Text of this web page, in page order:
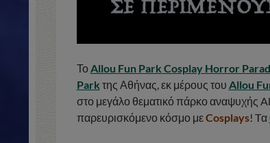
Το Allou Fun Park Cosplay Horror
Park της Αθήνας, εκ μέρους του Allou
στο μεγάλο θεματικό πάρκο αναψυχής
παρευρισκόμενο κόσμο μεCosplays! Tα